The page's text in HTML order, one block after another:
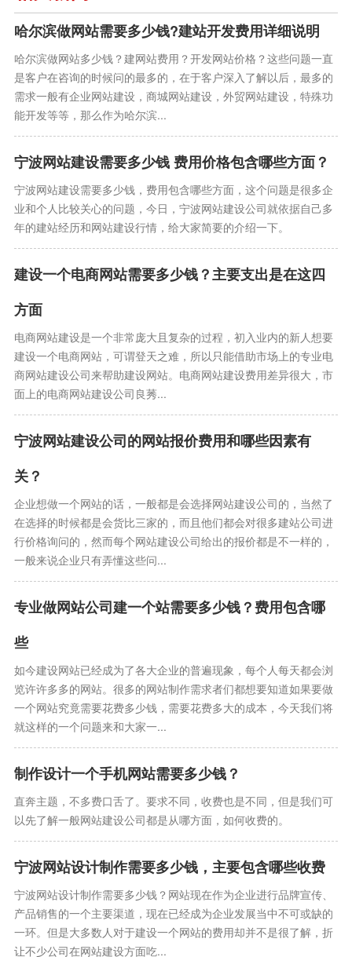
哈尔滨做网站需要多少钱?建站开发费用详细说明
哈尔滨做网站多少钱？建网站费用？开发网站价格？这些问题一直
是客户在咨询的时候问的最多的，在于客户深入了解以后，最多的
需求一般有企业网站建设，商城网站建设，外贸网站建设，特殊功
能开发等等，那么作为哈尔滨...
宁波网站建设需要多少钱 费用价格包含哪些方面？
宁波网站建设需要多少钱，费用包含哪些方面，这个问题是很多企
业和个人比较关心的问题，今日，宁波网站建设公司就依据自己多
年的建站经历和网站建设行情，给大家简要的介绍一下。
建设一个电商网站需要多少钱？主要支出是在这四
方面
电商网站建设是一个非常庞大且复杂的过程，初入业内的新人想要
建设一个电商网站，可谓登天之难，所以只能借助市场上的专业电
商网站建设公司来帮助建设网站。电商网站建设费用差异很大，市
面上的电商网站建设公司良莠...
宁波网站建设公司的网站报价费用和哪些因素有
关？
企业想做一个网站的话，一般都是会选择网站建设公司的，当然了
在选择的时候都是会货比三家的，而且他们都会对很多建站公司进
行价格询问的，然而每个网站建设公司给出的报价都是不一样的，
一般来说企业只有弄懂这些问...
专业做网站公司建一个站需要多少钱？费用包含哪
些
如今建设网站已经成为了各大企业的普遍现象，每个人每天都会浏
览许许多多的网站。很多的网站制作需求者们都想要知道如果要做
一个网站究竟需要花费多少钱，需要花费多大的成本，今天我们将
就这样的一个问题来和大家一...
制作设计一个手机网站需要多少钱？
直奔主题，不多费口舌了。要求不同，收费也是不同，但是我们可
以先了解一般网站建设公司都是从哪方面，如何收费的。
宁波网站设计制作需要多少钱，主要包含哪些收费
宁波网站设计制作需要多少钱？网站现在作为企业进行品牌宣传、
产品销售的一个主要渠道，现在已经成为企业发展当中不可或缺的
一环。但是大多数人对于建设一个网站的费用却并不是很了解，折
让不少公司在网站建设方面吃...